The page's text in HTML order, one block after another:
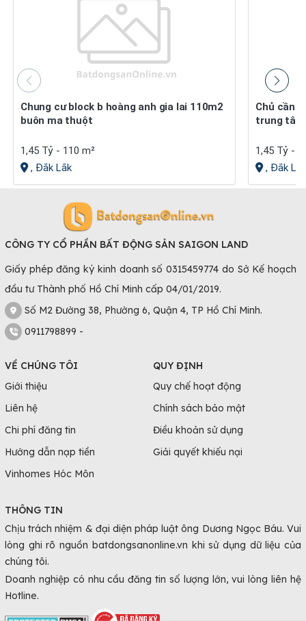
Chung cư block b hoàng anh gia lai 110m2
buôn ma thuột
1,45 Tỷ - 110 m²
, Đắk Lắk
Chủ cần bán căn hộ hoàng anh gia lai ngay
trung
1,45 Tỷ -
, Đắk
CÔNG TY CỔ PHẦN BẤT ĐỘNG SẢN SAIGON LAND
Giấy phép đăng ký kinh doanh số 0315459774 do Sở Kế hoạch
đầu tư Thành phố Hồ Chí Minh cấp 04/01/2019.
Số M2 Đường 38, Phường 6, Quận 4, TP Hồ Chí Minh.
0911798899 -
VỀ CHÚNG TÔI
Giới thiệu
Liên hệ
Chi phí đăng tin
Hướng dẫn nạp tiền
Vinhomes Hóc Môn
QUY ĐỊNH
Quy chế hoạt động
Chính sách bảo mật
Điều khoản sử dụng
Giải quyết khiếu nại
THÔNG TIN
Chịu trách nhiệm & đại diện pháp luật ông Dương Ngọc Báu. Vui
lòng ghi rõ nguồn batdongsanonline.vn khi sử dụng dữ liệu của
chúng tôi.
Doanh nghiệp có nhu cầu đăng tin số lượng lớn, vui lòng liên hệ
Hotline.